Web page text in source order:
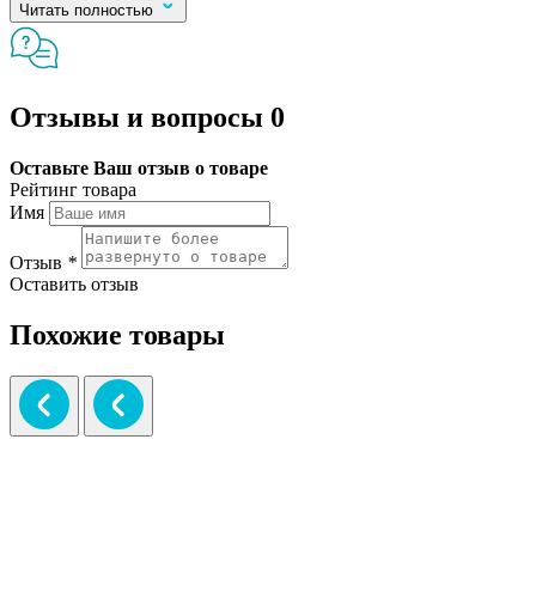
Читать полностью
Отзывы и вопросы 0
Оставьте Ваш отзыв о товаре
Рейтинг товара
Имя
Отзыв *
Оставить отзыв
Похожие товары